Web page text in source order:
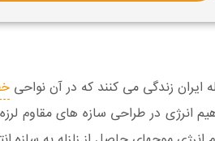
ایرانزندگی می کنند که در آن نواحی
انرژی در طراحی سازه های مقاوم